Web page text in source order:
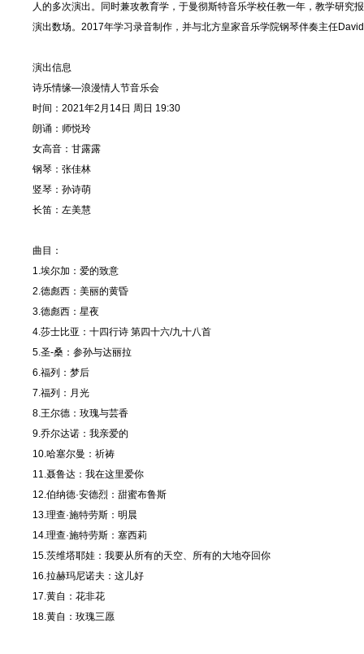
人的多次演出。同时兼攻教育学，于曼彻斯特音乐学校任教一年，教学研
演出数场。2017年学习录音制作，并与北方皇家音乐学院钢琴伴奏主任
演出信息
诗乐情缘—浪漫情人节音乐会
时间：2021年2月14日 周日 19:30
朗诵：师悦玲
女高音：甘露露
钢琴：张佳林
竖琴：孙诗萌
长笛：左美慧
曲目：
1.埃尔加：爱的致意
2.德彪西：美丽的黄昏
3.德彪西：星夜
4.莎士比亚：十四行诗 第四十六/九十八首
5.圣-桑：参孙与达丽拉
6.福列：梦后
7.福列：月光
8.王尔德：玫瑰与芸香
9.乔尔达诺：我亲爱的
10.哈塞尔曼：祈祷
11.聂鲁达：我在这里爱你
12.伯纳德·安德烈：甜蜜布鲁斯
13.理查·施特劳斯：明晨
14.理查·施特劳斯：塞西莉
15.茨维塔耶娃：我要从所有的天空、所有的大地夺回你
16.拉赫玛尼诺夫：这儿好
17.黄自：花非花
18.黄自：玫瑰三愿